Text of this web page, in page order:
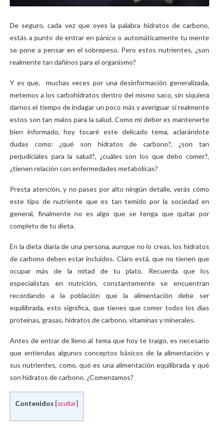
De seguro, cada vez que oyes la palabra hidratos de carbono,
estás a punto de entrar en pánico o automáticamente tu mente
se pone a pensar en el sobrepeso. Pero estos nutrientes, ¿son
realmente tan dañinos para el organismo?
Y es que, muchas veces por una desinformación generalizada,
metemos a los carbohidratos dentro del mismo saco, sin siquiera
darnos el tiempo de indagar un poco más y averiguar si realmente
estos son tan malos para la salud. Como mi deber es mantenerte
bien informado, hoy tocaré este delicado tema, aclarándote
dudas como: ¿qué son hidratos de carbono?, ¿son tan
perjudiciales para la salud?, ¿cuáles son los que debo comer?,
¿tienen relación con enfermedades metabólicas?
Presta atención, y no pases por alto ningún detalle, verás cómo
este tipo de nutriente que es tan temido por la sociedad en
general, finalmente no es algo que se tenga que quitar por
completo de tu dieta.
En la dieta diaria de una persona, aunque no lo creas, los hidratos
de carbono deben estar incluidos. Claro está, que no tienen que
ocupar más de la mitad de tu plato. Recuerda que los
especialistas en nutrición, constantemente se encuentran
recordando a la población que la alimentación debe ser
equilibrada, esto significa, que tienes que comer todos los días
proteínas, grasas, hidratos de carbono, vitaminas y minerales.
Antes de entrar de lleno al tema que hoy te traigo, es necesario
que entiendas algunos conceptos básicos de la alimentación y
sus nutrientes, como, qué es una alimentación equilibrada y qué
son hidratos de carbono. ¿Comenzamos?
Contenidos ocultar